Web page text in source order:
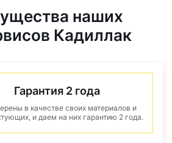
наших
Кадиллак
Гарантия 2 года
в качестве своих материалов и
и даем на них гарантию 2 года.